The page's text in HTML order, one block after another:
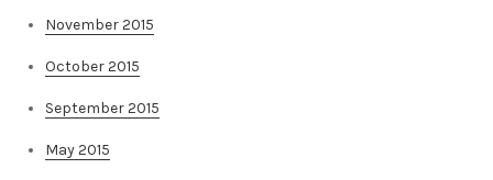
November 2015
October 2015
September 2015
May 2015